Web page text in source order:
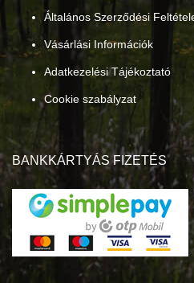
Általános Szerződési
Vásárlási Információk
Adatkezelési Tájékoztató
Cookie szabályzat
BANKKÁRTYÁS FIZETÉS